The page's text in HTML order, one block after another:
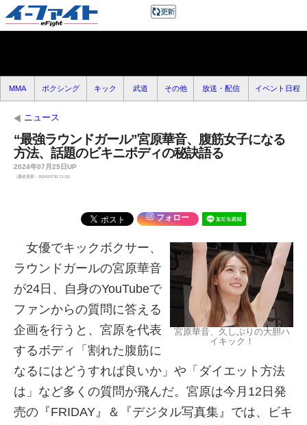
MMA ボクシング キック 武道 その他 放送・配信 イベント日程
ニュース
“最強ラウンドガール”宮原華音、腹筋女子になる
方法、話題のビキニボディの秘訣語る
2024年07月25日UP
（最終更新：2024/07/30 13:18）
フォロー
宮原華音、久しぶりの大胆ハ
イキック！
女優でキックボクサー、
ラウンドガールの宮原華音
が24日、自身のYouTubeで
ファンからの質問に答える
企画を行うと、宮原を代表
するボディ「割れた腹筋に
なるにはどうすれば良いか」や「ダイエット方法
は」など多くの質問が飛んだ。宮原は今月12日発
売の『FRIDAY』＆『デジタル写真集』では、ビキ